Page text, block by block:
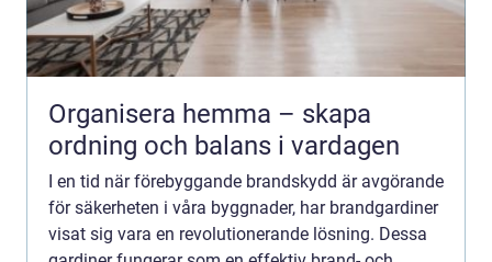
Organisera hemma – skapa
ordning och balans i vardagen
I en tid när förebyggande brandskydd är avgörande
för säkerheten i våra byggnader, har brandgardiner
visat sig vara en revolutionerande lösning. Dessa